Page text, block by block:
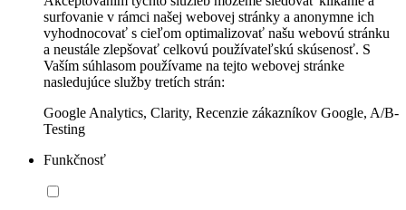
surfovanie v rámci našej webovej stránky a anonymne ich
vyhodnocovať s cieľom optimalizovať našu webovú stránku
a neustále zlepšovať celkovú používateľskú skúsenosť. S
Vaším súhlasom používame na tejto webovej stránke
nasledujúce služby tretích strán:
Google Analytics, Clarity, Recenzie zákazníkov Google, A/B-
Testing
Funkčnosť